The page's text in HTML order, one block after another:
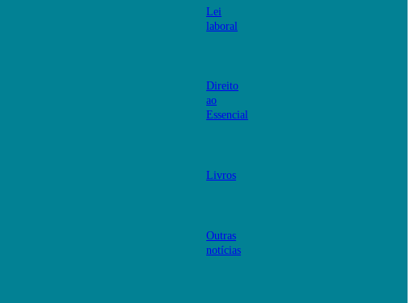
Lei
laboral
Direito
ao
Essencial
Livros
Outras
notícias